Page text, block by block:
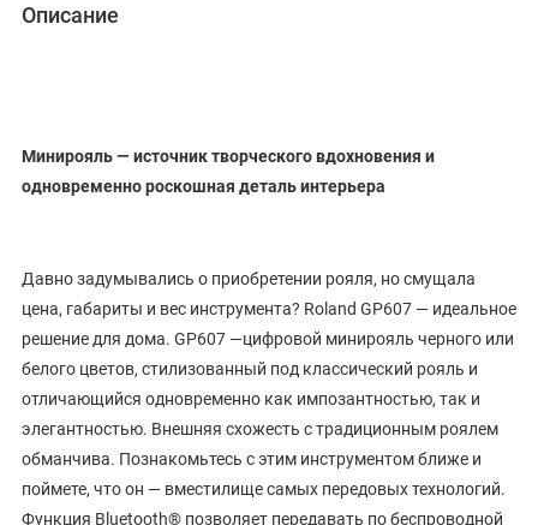
Описание
Минирояль — источник творческого вдохновения и
одновременно роскошная деталь интерьера
Давно задумывались о приобретении рояля, но смущала
цена, габариты и вес инструмента? Roland GP607 — идеальное
решение для дома. GP607 —цифровой минирояль черного или
белого цветов, стилизованный под классический рояль и
отличающийся одновременно как импозантностью, так и
элегантностью. Внешняя схожесть с традиционным роялем
обманчива. Познакомьтесь с этим инструментом ближе и
поймете, что он — вместилище самых передовых технологий.
Функция Bluetooth® позволяет передавать по беспроводной